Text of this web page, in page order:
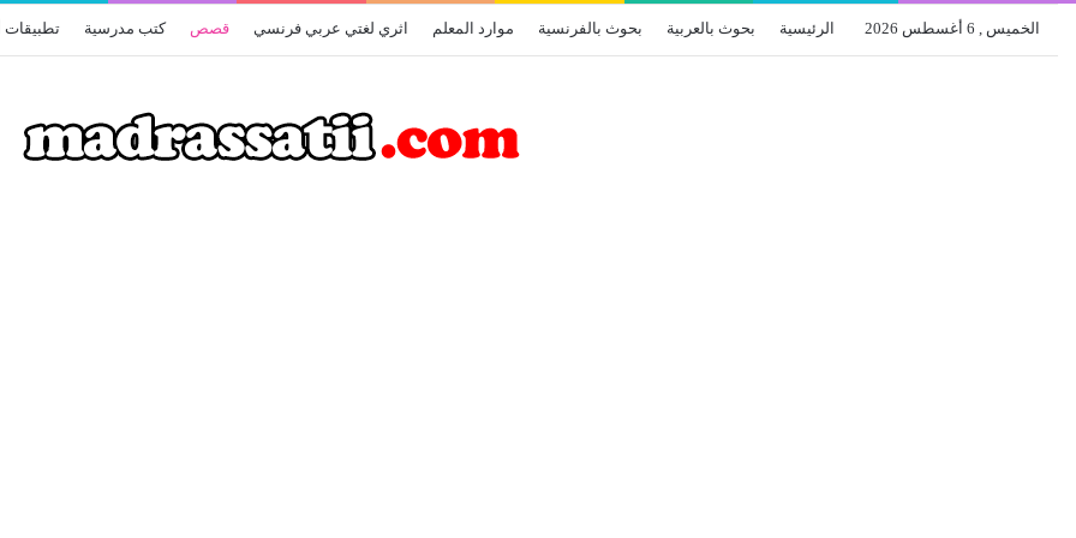
الخميس , 6 أغسطس 2026 الرئيسية بحوث بالعربية بحوث بالفرنسية موارد المعلم اثري لغتي عربي فرنسي قصص كتب مدرسية تطبيقات